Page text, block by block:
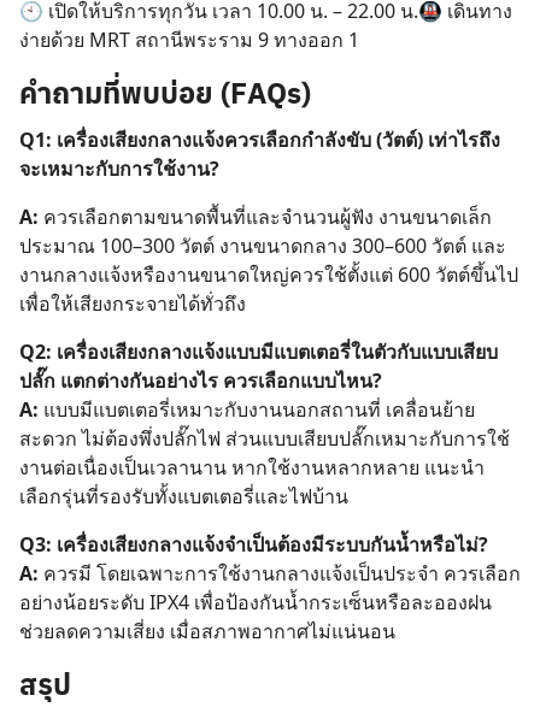
🕙 เปิดให้บริการทุกวัน เวลา 10.00 น. – 22.00 น.🚇 เดินทาง
ง่ายด้วย MRT สถานีพระราม 9 ทางออก 1
คำถามที่พบบ่อย (FAQs)
Q1: เครื่องเสียงกลางแจ้งควรเลือกกำลังขับ (วัตต์) เท่าไรถึง
จะเหมาะกับการใช้งาน?
A: ควรเลือกตามขนาดพื้นที่และจำนวนผู้ฟัง งานขนาดเล็ก
ประมาณ 100–300 วัตต์ งานขนาดกลาง 300–600 วัตต์ และ
งานกลางแจ้งหรืองานขนาดใหญ่ควรใช้ตั้งแต่ 600 วัตต์ขึ้นไป
เพื่อให้เสียงกระจายได้ทั่วถึง
Q2: เครื่องเสียงกลางแจ้งแบบมีแบตเตอรี่ในตัวกับแบบเสียบ
ปลั๊ก แตกต่างกันอย่างไร ควรเลือกแบบไหน?
A: แบบมีแบตเตอรี่เหมาะกับงานนอกสถานที่ เคลื่อนย้าย
สะดวก ไม่ต้องพึ่งปลั๊กไฟ ส่วนแบบเสียบปลั๊กเหมาะกับการใช้
งานต่อเนื่องเป็นเวลานาน หากใช้งานหลากหลาย แนะนำ
เลือกรุ่นที่รองรับทั้งแบตเตอรี่และไฟบ้าน
Q3: เครื่องเสียงกลางแจ้งจำเป็นต้องมีระบบกันน้ำหรือไม่?
A: ควรมี โดยเฉพาะการใช้งานกลางแจ้งเป็นประจำ ควรเลือก
อย่างน้อยระดับ IPX4 เพื่อป้องกันน้ำกระเซ็นหรือละอองฝน
ช่วยลดความเสี่ยง เมื่อสภาพอากาศไม่แน่นอน
สรุป